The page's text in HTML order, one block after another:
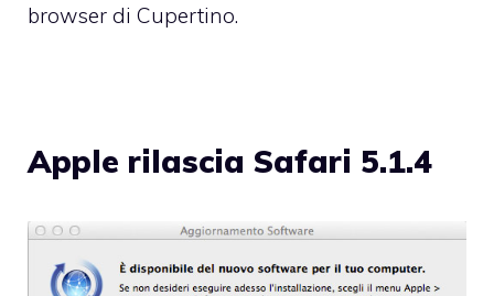
browser di Cupertino.
Apple rilascia Safari 5.1.4